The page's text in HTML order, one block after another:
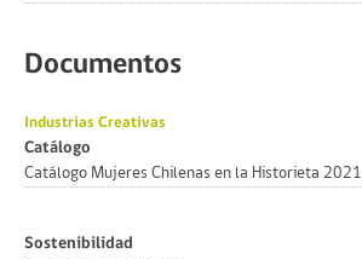
Documentos
Industrias Creativas
Catálogo
Catálogo Mujeres Chilenas en la Historieta 2021
Sostenibilidad